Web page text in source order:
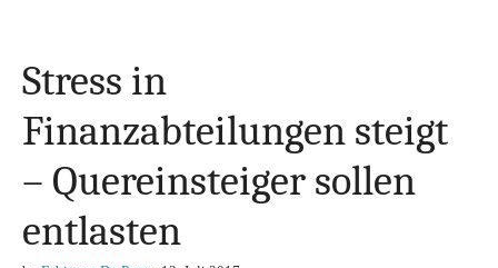
Finanzen,
Marketing-, Vertrieb-
& Investment-Tipps
Stress in
Finanzabteilungen steigt
– Quereinsteiger sollen
entlasten